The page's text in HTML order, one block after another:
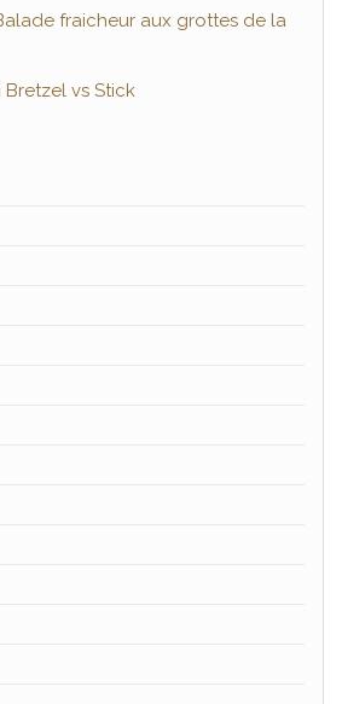
fraicheur aux grottes de la
Bretzel vs Stick